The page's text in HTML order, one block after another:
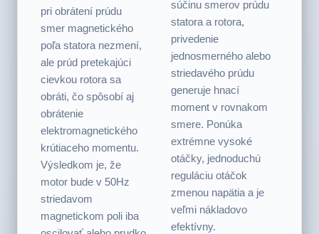
pevný. Pri pripojení k
striedavému prúdu sa
pri obrátení prúdu
smer magnetického
poľa statora nezmení,
ale prúd pretekajúci
cievkou rotora sa
obráti, čo spôsobí aj
obrátenie
elektromagnetického
krútiaceho momentu.
Výsledkom je, že
motor bude v 50Hz
prevádzkový krútiaci
moment závisí iba od
súčinu smerov prúdu
statora a rotora,
privedenie
jednosmerného alebo
striedavého prúdu
generuje hnací
moment v rovnakom
smere. Ponúka
extrémne vysoké
otáčky, jednoduchú
reguláciu otáčok
zmenou napätia a je